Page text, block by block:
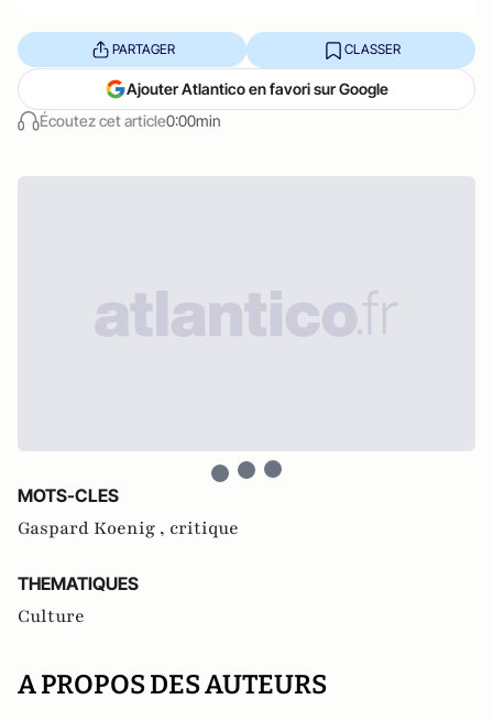
Écoutez cet article0:00min
PARTAGER CLASSER
Ajouter Atlantico en favori sur Google
MOTS-CLES
Gaspard Koenig , critique
THEMATIQUES
Culture
A PROPOS DES AUTEURS